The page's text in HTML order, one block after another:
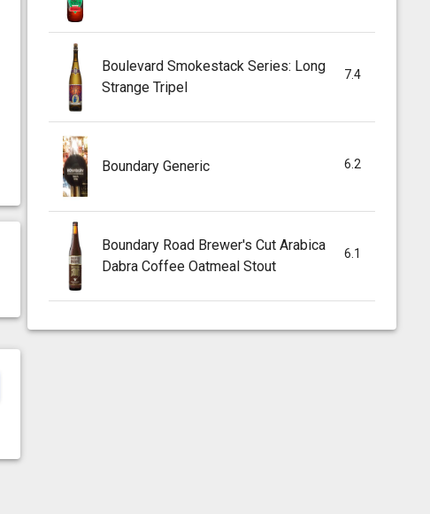
Boulevard Smokestack Series: Long
Strange Tripel
7.4
Boundary Generic 6.2
Boundary Road Brewer's Cut Arabica
Dabra Coffee Oatmeal Stout
6.1